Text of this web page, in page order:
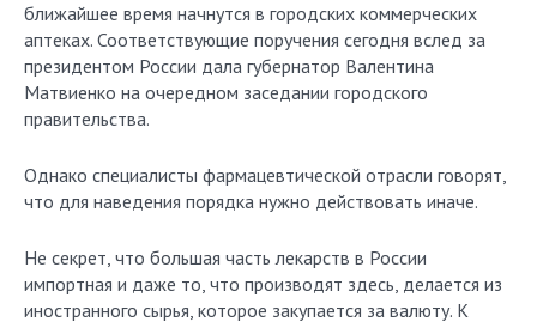
ближайшее время начнутся в городских коммерческих
аптеках. Соответствующие поручения сегодня вслед за
президентом России дала губернатор Валентина
Матвиенко на очередном заседании городского
правительства.
Однако специалисты фармацевтической отрасли говорят,
что для наведения порядка нужно действовать иначе.
Не секрет, что большая часть лекарств в России
импортная и даже то, что производят здесь, делается из
иностранного сырья, которое закупается за валюту. К